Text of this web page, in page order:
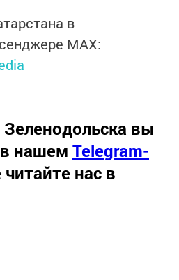
в
MАХ:
Зеленодольска вы
нашем Telegram-
нас в